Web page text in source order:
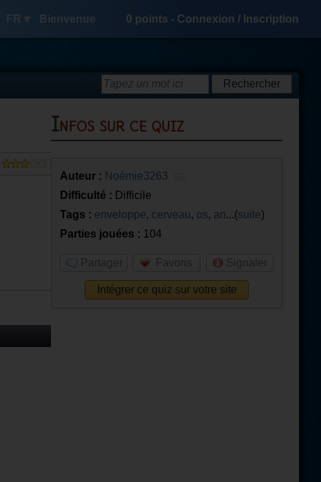
FR ▾ Bienvenue 0 points - Connexion / Inscription
Infos sur ce quiz
Auteur : Noémie3263
Difficulté : Difficile
Tags : enveloppe, cerveau, os, an...(suite)
Parties jouées : 104
Partager Favoris Signaler
Intégrer ce quiz sur votre site